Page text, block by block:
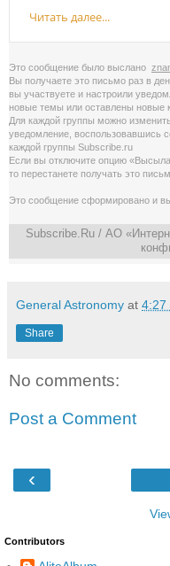
Читать далее...
Это сообщение было выслано
Вы получаете это письмо раз в
вы участвуете и настроили
новые темы или оставлены новые
Для каждой группы можно
уведомление, воспользовавшись
каждой группы Subscribe.ru
Если вы отключите опцию
то перестанете получать это
Это сообщение сформировано и
Subscribe.Ru / АО
General Astronomy at 4:27
Share
No comments:
Post a Comment
‹
Contributors